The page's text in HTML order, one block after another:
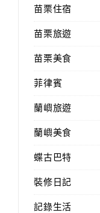
苗栗住宿
苗栗旅遊
苗栗美食
菲律賓
蘭嶼旅遊
蘭嶼美食
蝶古巴特
裝修日記
記錄生活